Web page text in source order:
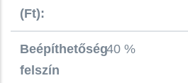
(Ft):
Beépíthetőség
felszín
40 %